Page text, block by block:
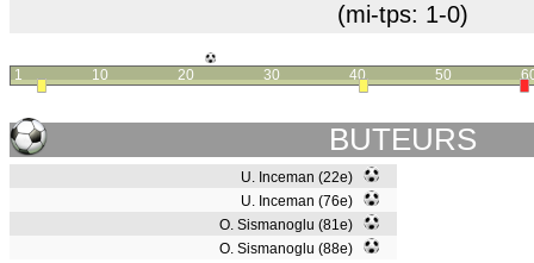
(mi-tps: 1-0)
1 10 20 30 40 50
BUTEURS
U. Inceman (22e)
U. Inceman (76e)
O. Sismanoglu (81e)
O. Sismanoglu (88e)